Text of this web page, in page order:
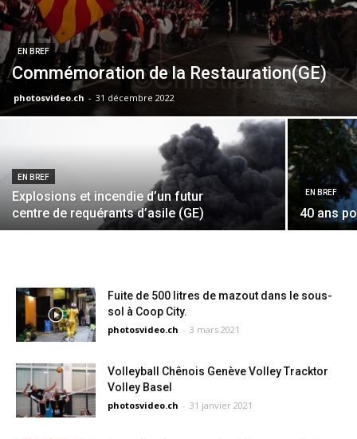
EN BREF
Commémoration de la Restauration(GE)
photosvideo.ch - 31 décembre 2022
EN BREF
Explosions et incendie d’un futur
centre de requérants d’asile (GE)
EN BREF
40 ans
Fuite de 500 litres de mazout dans le sous-
sol à Coop City.
photosvideo.ch - 3 mars 2021
Volleyball Chênois Genève Volley Tracktor
Volley Basel
photosvideo.ch - 31 janvier 2021